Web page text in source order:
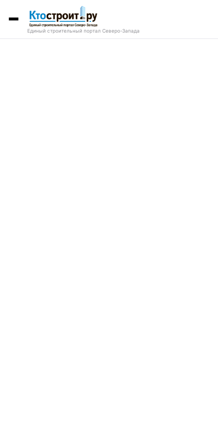
Единый строительный портал Северо-Запада